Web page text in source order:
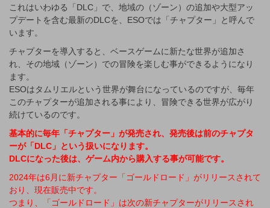
これはいわゆる「DLC」で、地域の（ゾーン）の追加や大型アッ
プデートを含む最新のDLCを、ESOでは「チャプター」と呼んで
います。
チャプターを導入すると、ベースゲームに新たな世界が追加さ
れ、その地域（ゾーン）での冒険を楽しむ事ができるようになり
ます。
ESOはタムリエルという世界が舞台になっているのですが、毎年
このチャプターが追加される事により、冒険できる世界が広がり
続けているのです。
基本的に毎年「チャプター」が発売され、発売後は前のチャプタ
ーが「DLC」という扱いになります。
DLCになった後は、ゲーム内から購入する事が可能です。
2024年は6月に新チャプター「ゴールドロード」がリリースされて
おり、現在販売中です。
つまり、「ゴールドロード」は次の新チャプターがリリースされ